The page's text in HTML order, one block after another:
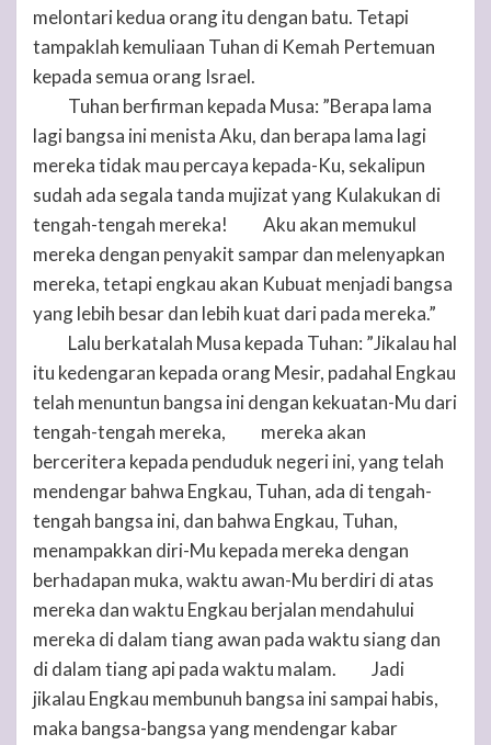
melontari kedua orang itu dengan batu. Tetapi
tampaklah kemuliaan Tuhan di Kemah Pertemuan
kepada semua orang Israel.
Tuhan berfirman kepada Musa: ”Berapa lama
lagi bangsa ini menista Aku, dan berapa lama lagi
mereka tidak mau percaya kepada-Ku, sekalipun
sudah ada segala tanda mujizat yang Kulakukan di
tengah-tengah mereka!
Aku akan memukul
mereka dengan penyakit sampar dan melenyapkan
mereka, tetapi engkau akan Kubuat menjadi bangsa
yang lebih besar dan lebih kuat dari pada mereka.”
Lalu berkatalah Musa kepada Tuhan: ”Jikalau hal
itu kedengaran kepada orang Mesir, padahal Engkau
telah menuntun bangsa ini dengan kekuatan-Mu dari
tengah-tengah mereka,
mereka akan
berceritera kepada penduduk negeri ini, yang telah
mendengar bahwa Engkau, Tuhan, ada di tengah-
tengah bangsa ini, dan bahwa Engkau, Tuhan,
menampakkan diri-Mu kepada mereka dengan
berhadapan muka, waktu awan-Mu berdiri di atas
mereka dan waktu Engkau berjalan mendahului
mereka di dalam tiang awan pada waktu siang dan
di dalam tiang api pada waktu malam.
Jadi
jikalau Engkau membunuh bangsa ini sampai habis,
maka bangsa-bangsa yang mendengar kabar